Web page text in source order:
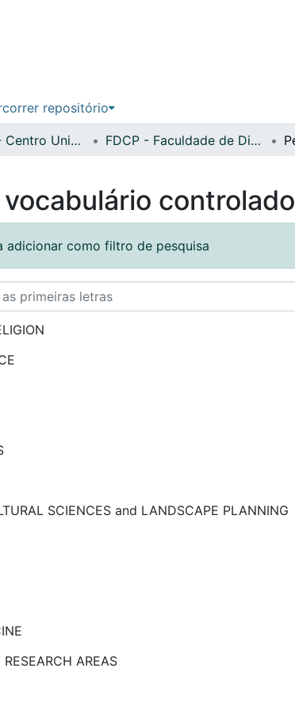
repositório
ULusófona - Centro Universitário do Porto FDCP - Faculdade de Direito e Ciência Política
controlado
adicionar como filtro de pesquisa
SCIENCES and LANDSCAPE PLANNING
AREAS